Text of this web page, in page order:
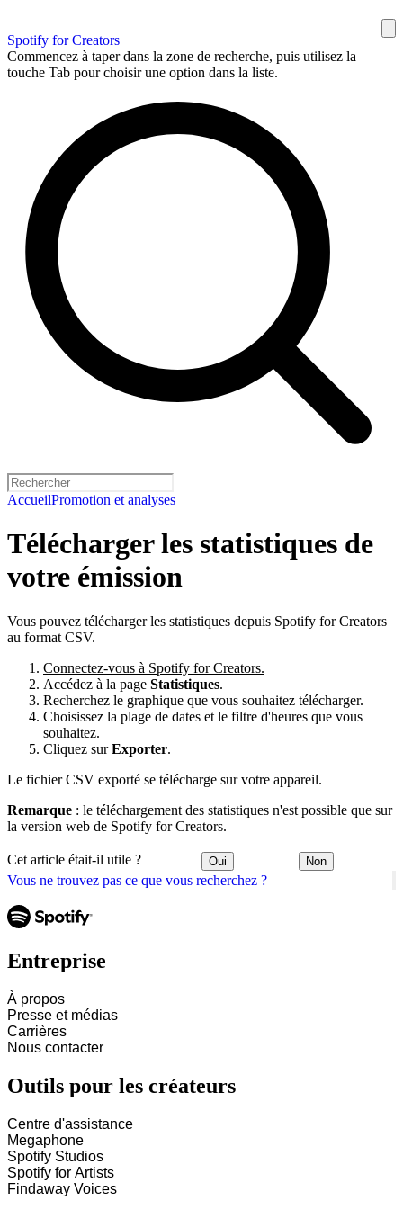
Spotify for Creators
Commencez à taper dans la zone de recherche, puis utilisez la
touche Tab pour choisir une option dans la liste.
AccueilPromotion et analyses
Vous ne trouvez pas ce que vous recherchez ?
Télécharger les statistiques de
votre émission
Vous pouvez télécharger les statistiques depuis Spotify for Creators
au format CSV.
Connectez-vous à Spotify for Creators.
Accédez à la page Statistiques.
Recherchez le graphique que vous souhaitez télécharger.
Choisissez la plage de dates et le filtre d'heures que vous
souhaitez.
Cliquez surExporter.
Le fichier CSV exporté se télécharge sur votre appareil.
Remarque : le téléchargement des statistiques n'est possible que sur
la version web de Spotify for Creators.
Cet article était-il utile ? Oui Non
Entreprise
À propos
Presse et médias
Carrières
Nous contacter
Outils pour les créateurs
Centre d'assistance
Megaphone
Spotify Studios
Spotify for Artists
Findaway Voices